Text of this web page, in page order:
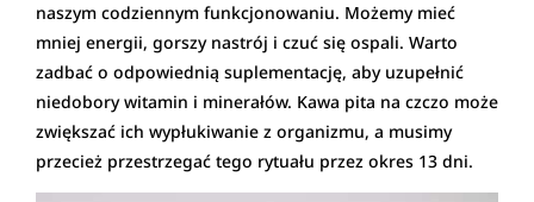
naszym codziennym funkcjonowaniu. Możemy mieć
mniej energii, gorszy nastrój i czuć się ospali. Warto
zadbać o odpowiednią suplementację, aby uzupełnić
niedobory witamin i minerałów. Kawa pita na czczo może
zwiększać ich wypłukiwanie z organizmu, a musimy
przecież przestrzegać tego rytuału przez okres 13 dni.